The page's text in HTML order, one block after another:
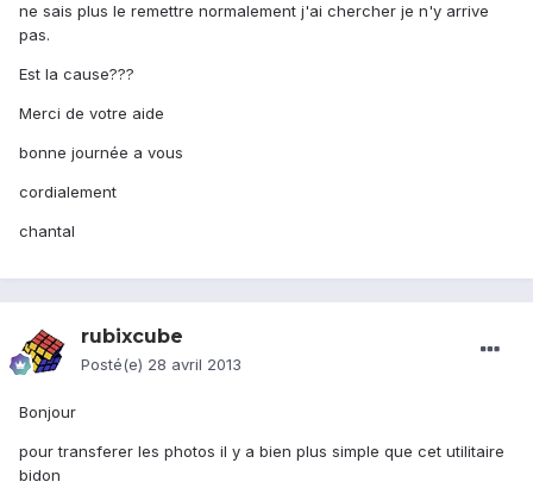
ne sais plus le remettre normalement j'ai chercher je n'y arrive
pas.
Est la cause???
Merci de votre aide
bonne journée a vous
cordialement
chantal
rubixcube
Posté(e) 28 avril 2013
Bonjour
pour transferer les photos il y a bien plus simple que cet utilitaire
bidon